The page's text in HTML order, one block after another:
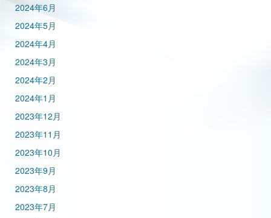
2024年6月
2024年5月
2024年4月
2024年3月
2024年2月
2024年1月
2023年12月
2023年11月
2023年10月
2023年9月
2023年8月
2023年7月